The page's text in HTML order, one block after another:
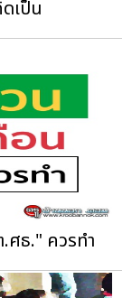
เป็น
ศธ." ควรทำ